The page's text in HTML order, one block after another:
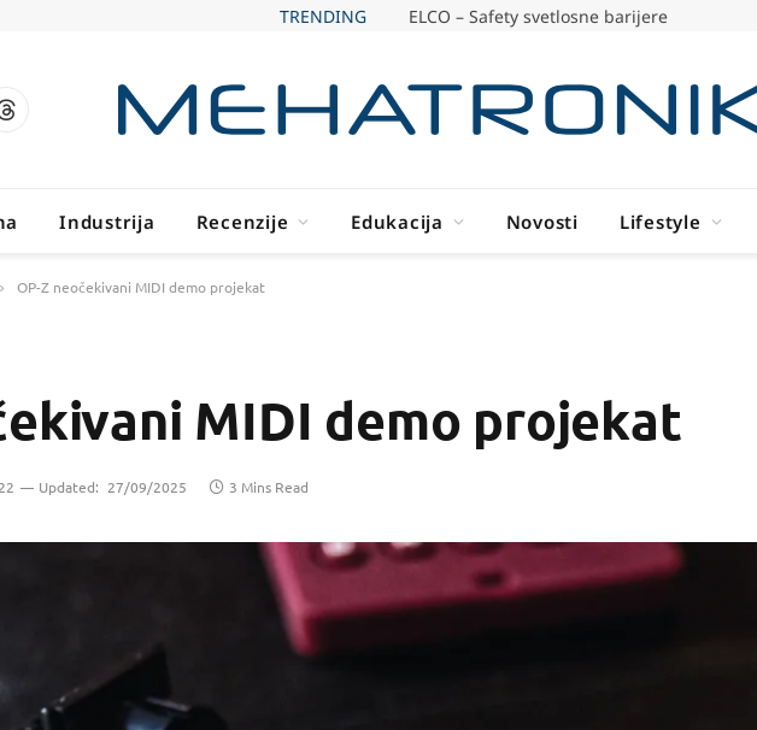
TRENDING ELCO – Safety svetlosne barijere
Threads
Industrija Recenzije Edukacija Novosti Lifestyle
OP-Z neočekivani MIDI demo projekat
MIDI demo projekat
Updated: 27/09/2025 3 Mins Read